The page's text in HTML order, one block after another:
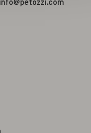
info@petozzi.com